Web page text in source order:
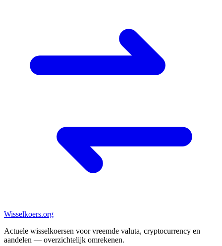
Wisselkoers.org
Actuele wisselkoersen voor vreemde valuta, cryptocurrency en
aandelen — overzichtelijk omrekenen.